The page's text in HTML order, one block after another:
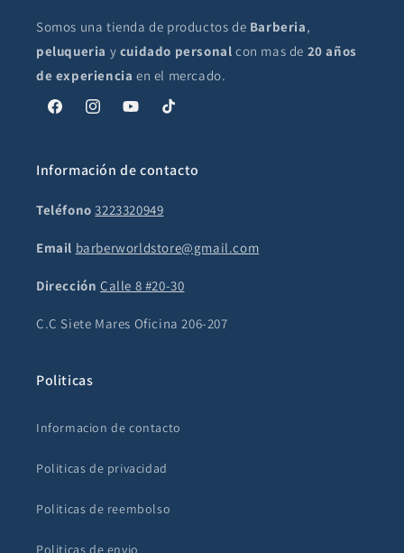
Somos una tienda de productos de Barberia,
peluqueria y cuidado personal con mas de 20 años
de experiencia en el mercado.
FacebookInstagramYouTubeTikTok
Información de contacto
Teléfono 3223320949
Email barberworldstore@gmail.com
Dirección Calle 8 #20-30
C.C Siete Mares Oficina 206-207
Politicas
Informacion de contacto
Politicas de privacidad
Politicas de reembolso
Politicas de envio